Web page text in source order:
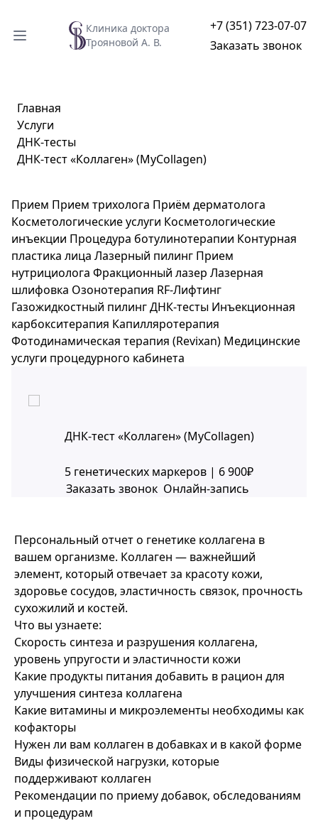
Клиника доктора
Трояновой А. В.
+7 (351) 723-07-07
Заказать звонок
Главная
Услуги
ДНК-тесты
ДНК-тест «Коллаген» (MyCollagen)
Прием Прием трихолога Приём дерматолога
Косметологические услуги Косметологические
инъекции Процедура ботулинотерапии Контурная
пластика лица Лазерный пилинг Прием
нутрициолога Фракционный лазер Лазерная
шлифовка Озонотерапия RF-Лифтинг
Газожидкостный пилингДНК-тесты Инъекционная
карбокситерапия Капилляротерапия
Фотодинамическая терапия (Revixan) Медицинские
услуги процедурного кабинета
ДНК-тест «Коллаген» (MyCollagen)
5 генетических маркеров | 6 900₽
Заказать звонок Онлайн-запись
Персональный отчет о генетике коллагена в
вашем организме. Коллаген — важнейший
элемент, который отвечает за красоту кожи,
здоровье сосудов, эластичность связок, прочность
сухожилий и костей.
Что вы узнаете:
Скорость синтеза и разрушения коллагена,
уровень упругости и эластичности кожи
Какие продукты питания добавить в рацион для
улучшения синтеза коллагена
Какие витамины и микроэлементы необходимы как
кофакторы
Нужен ли вам коллаген в добавках и в какой форме
Виды физической нагрузки, которые
поддерживают коллаген
Рекомендации по приему добавок, обследованиям
и процедурам